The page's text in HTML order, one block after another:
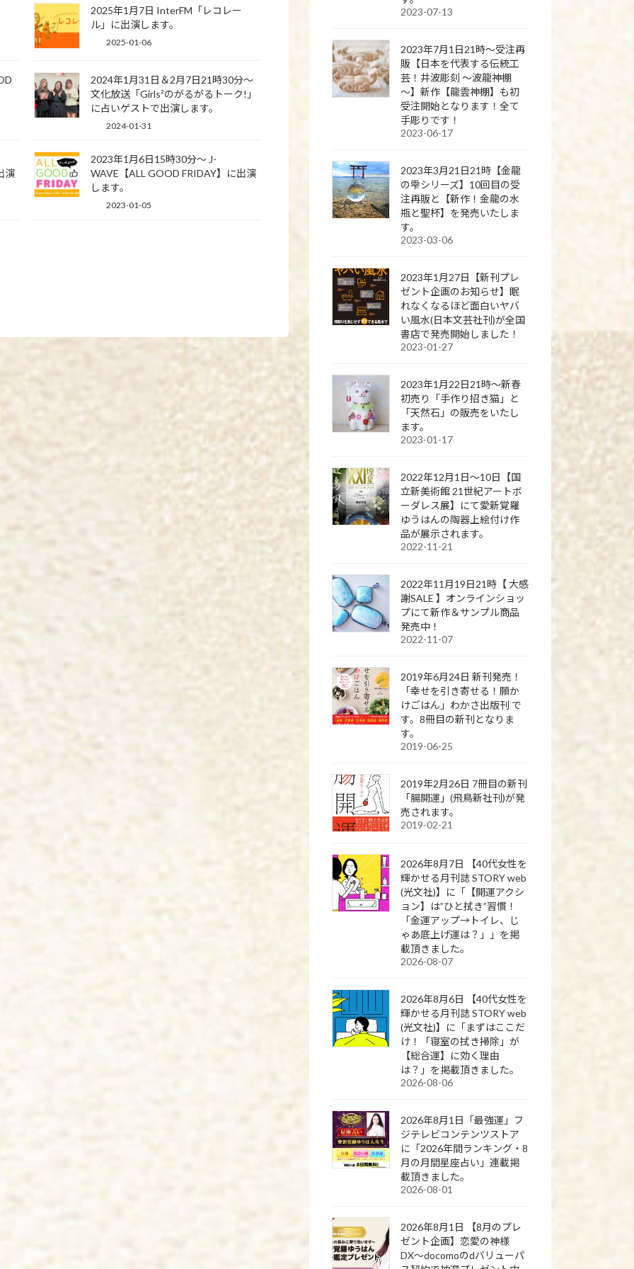
2025年1月7日 InterFM「レコレー
ル」に出演します。
2025-01-06
2024年1月31日＆2月7日21時30分～
文化放送「Girls²のがるがるトーク!」
に占いゲストで出演します。
2024-01-31
演
2023年1月6日15時30分〜 J-
WAVE【ALL GOOD FRIDAY】に出演
します。
2023-01-05
2023-07-13
2023年7月1日21時～受注再
販【日本を代表する伝統工
芸！井波彫刻 ～波龍神棚
～】新作【龍雲神棚】も初
受注開始となります！全て
手彫りです！
2023-06-17
2023年3月21日21時【金龍
の雫シリーズ】10回目の受
注再販と【新作！金龍の水
瓶と聖杯】を発売いたしま
す。
2023-03-06
2023年1月27日【新刊プレ
ゼント企画のお知らせ】眠
れなくなるほど面白いヤバ
い風水(日本文芸社刊)が全国
書店で発売開始しました！
2023-01-27
2023年1月22日21時～新春
初売り「手作り招き猫」と
「天然石」の販売をいたし
ます。
2023-01-17
2022年12月1日～10日【国
立新美術館 21世紀アートボ
ーダレス展】にて愛新覚羅
ゆうはんの陶器上絵付け作
品が展示されます。
2022-11-21
2022年11月19日21時【 大感
謝SALE 】オンラインショッ
プにて新作＆サンプル商品
発売中！
2022-11-07
2019年6月24日 新刊発売！
「幸せを引き寄せる！願か
けごはん」わかさ出版刊 で
す。8冊目の新刊となりま
す。
2019-06-25
2019年2月26日 7冊目の新刊
「腸開運」(飛鳥新社刊)が発
売されます。
2019-02-21
2026年8月7日 【40代女性を
輝かせる月刊誌 STORY web
(光文社)】に「【開運アクシ
ョン】は”ひと拭き”習慣！
「金運アップ→トイレ、じ
ゃあ底上げ運は？」」を掲
載頂きました。
2026-08-07
2026年8月6日 【40代女性を
輝かせる月刊誌 STORY web
(光文社)】に「まずはここだ
け！「寝室の拭き掃除」が
【総合運】に効く理由
は？」を掲載頂きました。
2026-08-06
2026年8月1日「最強運」フ
ジテレビコンテンツストア
に「2026年間ランキング・8
月の月間星座占い」連載掲
載頂きました。
2026-08-01
2026年8月1日 【8月のプレ
ゼント企画】恋愛の神様
DX〜docomoのdバリューパ